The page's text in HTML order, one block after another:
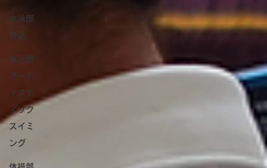
水泳部
飛込
水泳部
アーテ
ィステ
ィック
スイミ
ング